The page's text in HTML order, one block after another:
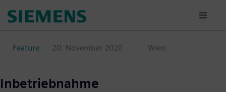
zum
Feature
20. November 2020 Wien
Inbetriebnahme